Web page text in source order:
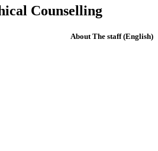
Counselling
(English) About The staff